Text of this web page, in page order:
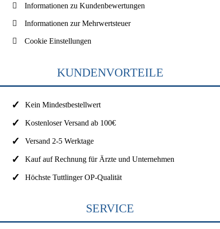
Informationen zu Kundenbewertungen
Informationen zur Mehrwertsteuer
Cookie Einstellungen
KUNDENVORTEILE
Kein Mindestbestellwert
Kostenloser Versand ab 100€
Versand 2-5 Werktage
Kauf auf Rechnung für Ärzte und Unternehmen
Höchste Tuttlinger OP-Qualität
SERVICE